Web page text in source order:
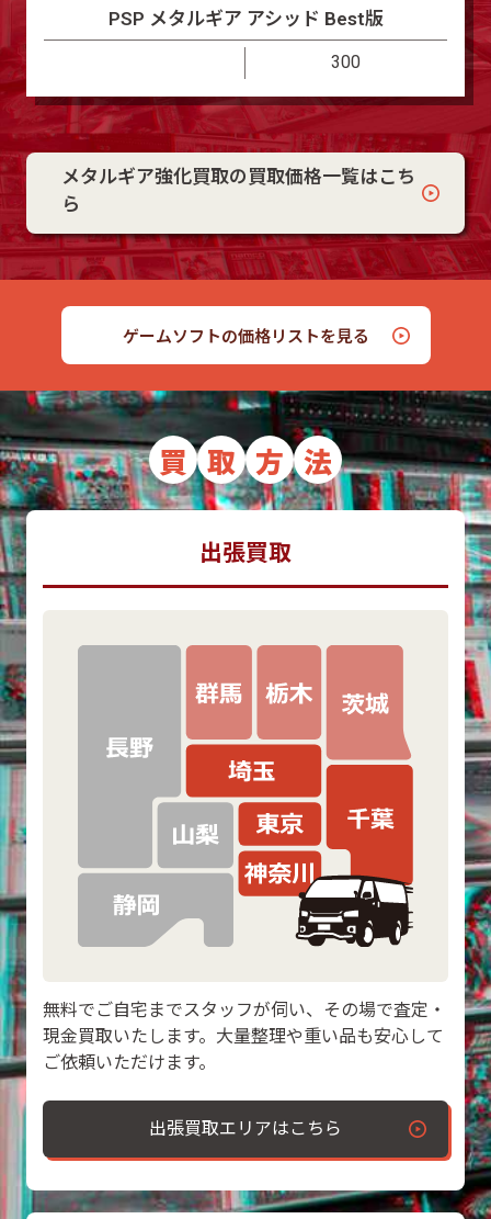
PSP メタルギア アシッド Best版
300
メタルギア強化買取の買取価格一覧はこち
ら
ゲームソフトの価格リストを見る
買 取 方 法
出張買取
無料でご自宅までスタッフが伺い、その場で査定・
現金買取いたします。大量整理や重い品も安心して
ご依頼いただけます。
出張買取エリアはこちら